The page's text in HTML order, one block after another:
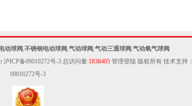
动球阀,不锈钢电动球阀,气动球阀,气动三通球阀,气动氧气球阀
沪ICP备09010272号-3总访问量:1838405 管理登陆版权所有 技术支持：
09010272号-3